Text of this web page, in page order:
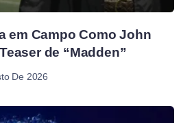
em Campo Como John
de “Madden”
De 2026